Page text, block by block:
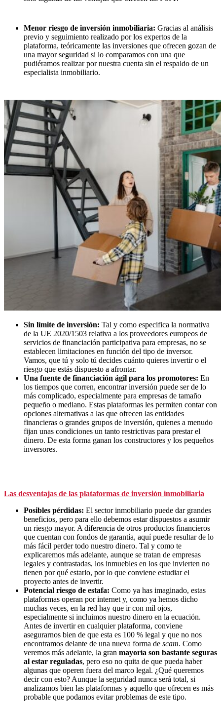
Menor riesgo de inversión inmobiliaria: Gracias al análisis
previo y seguimiento realizado por los expertos de la
plataforma, teóricamente las inversiones que ofrecen gozan de
una mayor seguridad si lo comparamos con una que
pudiéramos realizar por nuestra cuenta sin el respaldo de un
especialista inmobiliario.
Sin límite de inversión: Tal y como especifica la normativa
de la UE 2020/1503 relativa a los proveedores europeos de
servicios de financiación participativa para empresas, no se
establecen limitaciones en función del tipo de inversor.
Vamos, que tú y solo tú decides cuánto quieres invertir o el
riesgo que estás dispuesto a afrontar.
Una fuente de financiación ágil para los promotores: En
los tiempos que corren, encontrar inversión puede ser de lo
más complicado, especialmente para empresas de tamaño
pequeño o mediano. Estas plataformas les permiten contar con
opciones alternativas a las que ofrecen las entidades
financieras o grandes grupos de inversión, quienes a menudo
fijan unas condiciones un tanto restrictivas para prestar el
dinero. De esta forma ganan los constructores y los pequeños
inversores.
Las desventajas de las plataformas de inversión inmobiliaria
Posibles pérdidas: El sector inmobiliario puede dar grandes
beneficios, pero para ello debemos estar dispuestos a asumir
un riesgo mayor. A diferencia de otros productos financieros
que cuentan con fondos de garantía, aquí puede resultar de lo
más fácil perder todo nuestro dinero. Tal y como te
explicaremos más adelante, aunque se tratan de empresas
legales y contrastadas, los inmuebles en los que invierten no
tienen por qué estarlo, por lo que conviene estudiar el
proyecto antes de invertir.
Potencial riesgo de estafa: Como ya has imaginado, estas
plataformas operan por internet y, como ya hemos dicho
muchas veces, en la red hay que ir con mil ojos,
especialmente si incluimos nuestro dinero en la ecuación.
Antes de invertir en cualquier plataforma, conviene
asegurarnos bien de que esta es 100 % legal y que no nos
encontramos delante de una nueva forma de scam. Como
veremos más adelante, la gran mayoría son bastante seguras
al estar reguladas, pero eso no quita de que pueda haber
algunas que operen fuera del marco legal. ¿Qué queremos
decir con esto? Aunque la seguridad nunca será total, si
analizamos bien las plataformas y aquello que ofrecen es más
probable que podamos evitar problemas de este tipo.